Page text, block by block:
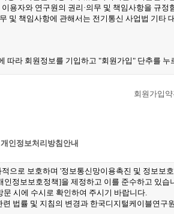
회원가입
개인정보처리방침안내